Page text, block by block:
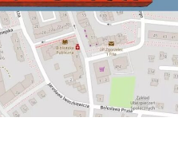
w tej przeglądarce podczas